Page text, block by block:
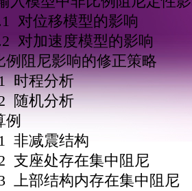
移模型的影响
速度模型的影响
阻尼影响的修正策略
分析
机分析
震结构
处存在集中阻尼
结构内存在集中阻尼